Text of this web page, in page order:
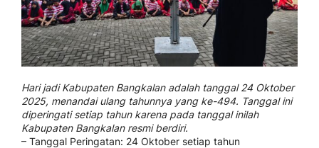
Hari jadi Kabupaten Bangkalan adalah tanggal 24 Oktober
2025, menandai ulang tahunnya yang ke-494. Tanggal ini
diperingati setiap tahun karena pada tanggal inilah
Kabupaten Bangkalan resmi berdiri.
– Tanggal Peringatan: 24 Oktober setiap tahun